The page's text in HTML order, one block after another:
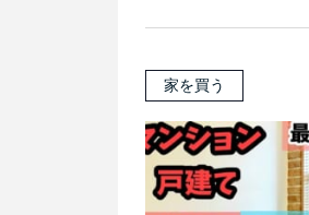
家を買う